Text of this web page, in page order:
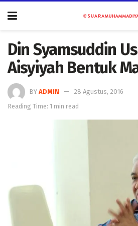
Din Syamsuddin
Aisyiyah Bentuk
BY ADMIN
28 Agustus, 2016
Reading Time: 1 min read